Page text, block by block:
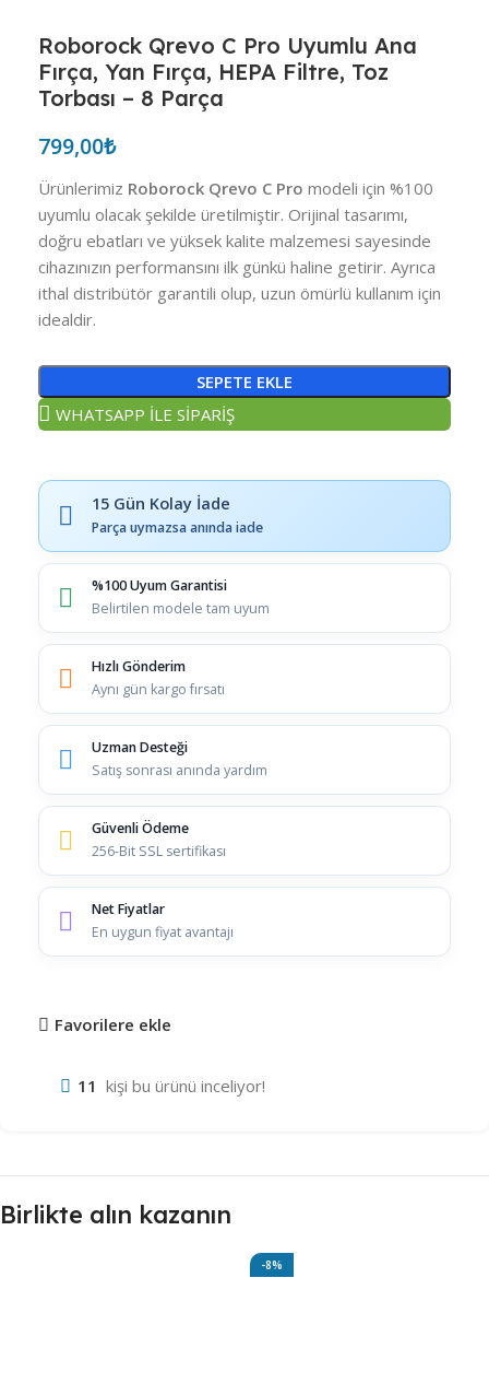
Roborock Qrevo C Pro Uyumlu Ana
Fırça, Yan Fırça, HEPA Filtre, Toz
Torbası – 8 Parça
799,00₺
Ürünlerimiz Roborock Qrevo C Pro modeli için %100
uyumlu olacak şekilde üretilmiştir. Orijinal tasarımı,
doğru ebatları ve yüksek kalite malzemesi sayesinde
cihazınızın performansını ilk günkü haline getirir. Ayrıca
ithal distribütör garantili olup, uzun ömürlü kullanım için
idealdir.
SEPETE EKLE
WHATSAPP İLE SİPARİŞ
15 Gün Kolay İade
Parça uymazsa anında iade
%100 Uyum Garantisi
Belirtilen modele tam uyum
Hızlı Gönderim
Aynı gün kargo fırsatı
Uzman Desteği
Satış sonrası anında yardım
Güvenli Ödeme
256-Bit SSL sertifikası
Net Fiyatlar
En uygun fiyat avantajı
Favorilere ekle
11 kişi bu ürünü inceliyor!
Birlikte alın kazanın
-8%